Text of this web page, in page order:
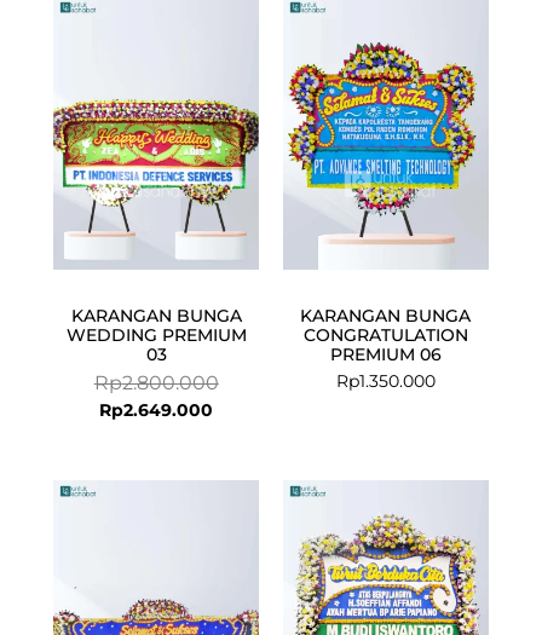
KARANGAN BUNGA
WEDDING PREMIUM
03
Rp2.800.000
Rp2.800.000.
Rp2.649.000
Rp2.649.000.
KARANGAN BUNGA
CONGRATULATION
PREMIUM 06
Rp1.350.000
Rp2.200.000.
Rp2.125.000.